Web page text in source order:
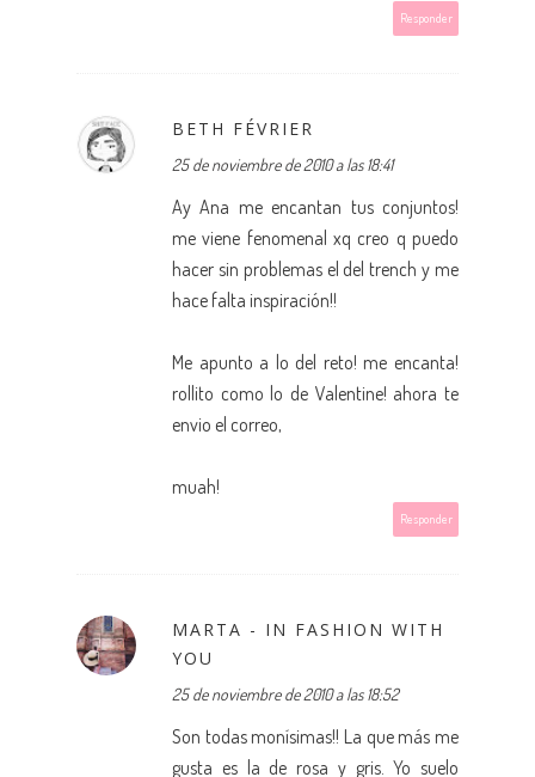
Responder
BETH FÉVRIER
25 de noviembre de 2010 a las 18:41
Ay Ana me encantan tus conjuntos!
me viene fenomenal xq creo q puedo
hacer sin problemas el del trench y me
hace falta inspiración!!
Me apunto a lo del reto! me encanta!
rollito como lo de Valentine! ahora te
envio el correo,
muah!
Responder
MARTA - IN FASHION WITH
YOU
25 de noviembre de 2010 a las 18:52
Son todas monísimas!! La que más me
gusta es la de rosa y gris. Yo suelo